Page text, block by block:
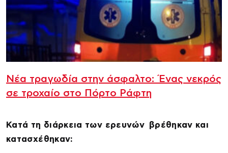
Νέα τραγωδία στην άσφαλτο: Ένας νεκρός
σε τροχαίο στο Πόρτο Ράφτη
Κατά τη διάρκεια των ερευνών βρέθηκαν και
κατασχέθηκαν: